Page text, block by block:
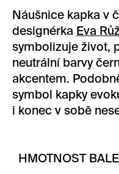
Náušnice kapka v
designérka Eva
symbolizuje život,
neutrální barvy
akcentem.
symbol kapky
i konec v sobě
HMOTNOST